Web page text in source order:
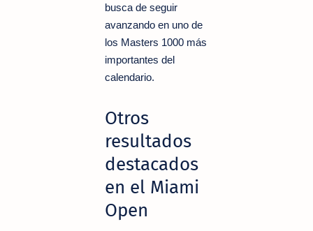
busca de seguir
avanzando en uno de
los Masters 1000 más
importantes del
calendario.
Otros
resultados
destacados
en el Miami
Open